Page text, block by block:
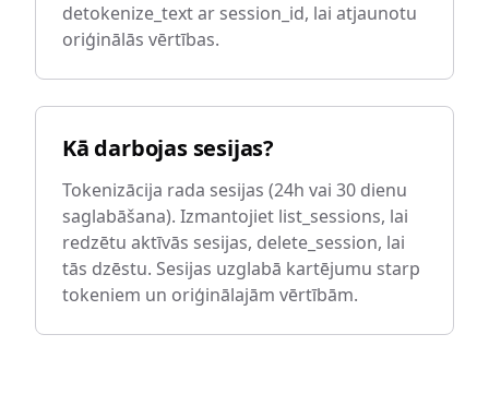
detokenize_text ar session_id, lai atjaunotu
oriģinālās vērtības.
Kā darbojas sesijas?
Tokenizācija rada sesijas (24h vai 30 dienu
saglabāšana). Izmantojiet list_sessions, lai
redzētu aktīvās sesijas, delete_session, lai
tās dzēstu. Sesijas uzglabā kartējumu starp
tokeniem un oriģinālajām vērtībām.